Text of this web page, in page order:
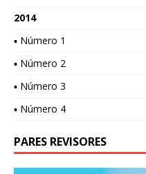
2014
▪ Número 1
▪ Número 2
▪ Número 3
▪ Número 4
PARES REVISORES